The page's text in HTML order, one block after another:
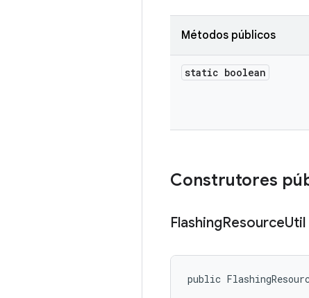
Métodos públicos
static boolean
Construtores
FlashingResourceUtil
public